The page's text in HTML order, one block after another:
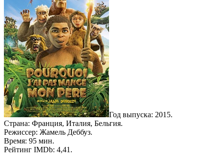
Год выпуска: 2015.
Страна: Франция, Италия, Бельгия.
Режиссер: Жамель Деббуз.
Время: 95 мин.
Рейтинг IMDb: 4,41.